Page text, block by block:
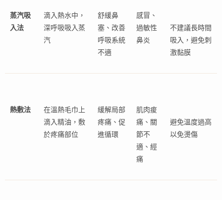
蒸汽吸
入法
滴入熱水中，
深呼吸吸入蒸
汽
舒緩鼻
塞、改善
呼吸系統
不適
感冒、
過敏性
鼻炎
不建議長時間
吸入，避免刺
激黏膜
熱敷法
在溫熱毛巾上
滴入精油，敷
於疼痛部位
緩解局部
疼痛、促
進循環
肌肉痠
痛、關
節不
適、經
痛
避免溫度過高
以免燙傷